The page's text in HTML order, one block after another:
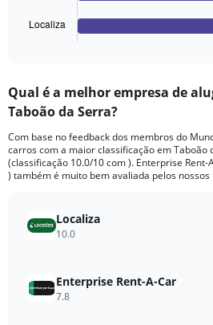
Range:
4
The
chart
has
axis
displaying
to
Localiza
Qual é a melhor empresa de
Taboão da Serra?
Com base no feedback dos membros do
carros com a maior classificação em Taboão
(classificação 10.0/10 com ). Enterprise
) também é muito bem avaliada pelos
Localiza
10.0
Enterprise Rent-A-Car
7.8